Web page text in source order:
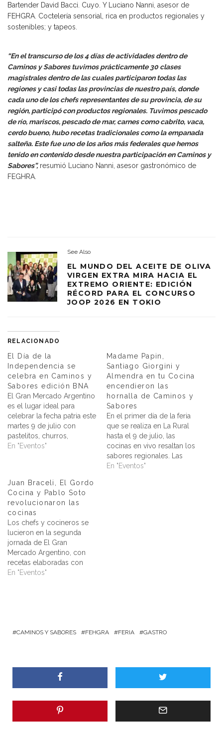
Bartender David Bacci. Cuyo. Y Luciano Nanni, asesor de
FEHGRA. Coctelería sensorial, rica en productos regionales y
sostenibles; y tapeos.
“En el transcurso de los 4 días de actividades dentro de
Caminos y Sabores tuvimos prácticamente 30 clases
magistrales dentro de las cuales participaron todas las
regiones y casi todas las provincias de nuestro país, donde
cada uno de los chefs representantes de su provincia, de su
región, participó con productos regionales. Tuvimos pescado
de río, mariscos, pescado de mar, carnes como cabrito, vaca,
cerdo bueno, hubo recetas tradicionales como la empanada
salteña. Este fue uno de los años más federales que hemos
tenido en contenido desde nuestra participación en Caminos y
Sabores”,resumió Luciano Nanni, asesor gastronómico de
FEGHRA.
See Also
EL MUNDO DEL ACEITE DE OLIVA
VIRGEN EXTRA MIRA HACIA EL
EXTREMO ORIENTE: EDICIÓN
RÉCORD PARA EL CONCURSO
JOOP 2026 EN TOKIO
RELACIONADO
El Día de la
Independencia se
celebra en Caminos y
Sabores edición BNA
El Gran Mercado Argentino
es el lugar ideal para
celebrar la fecha patria este
martes 9 de julio con
pastelitos, churros,
empanadas y recetas
frío, pasaron por Caminos
y Sabores edición BNA
más de 75 mil personas, la…
En "Eventos"
Madame Papin,
Santiago Giorgini y
Almendra en tu Cocina
encendieron las
hornalla de Caminos y
Sabores
En el primer día de la feria
que se realiza en La Rural
hasta el 9 de julio, las
cocinas en vivo resaltan los
sabores regionales. Las
cocinas en vivo son uno de
En "Eventos"
Juan Braceli, El Gordo
Cocina y Pablo Soto
revolucionaron las
cocinas
Los chefs y cocineros se
lucieron en la segunda
jornada de El Gran
Mercado Argentino, con
recetas elaboradas con
productos que exponen la
degustar y comprar
En "Eventos"
CAMINOS Y SABORES FEHGRA FERIA GASTRO